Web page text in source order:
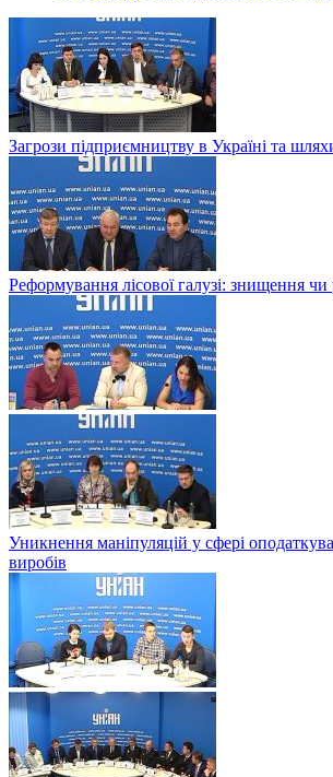
Загрози підприємництву в Україні та
Реформування лісової галузі: знищення чи
Уникнення маніпуляцій у сфері
виробів